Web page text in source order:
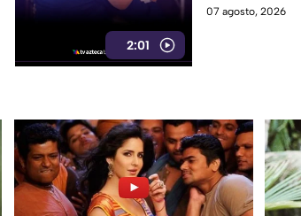
2:01
07 agosto, 2026